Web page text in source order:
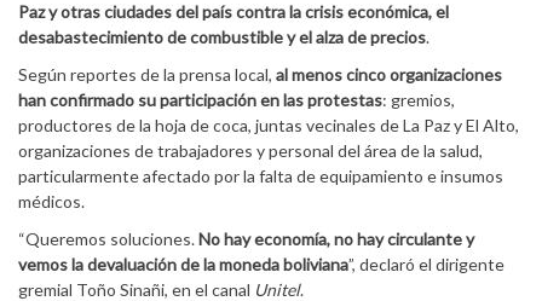
Paz y otras ciudades del país contra la crisis económica, el
desabastecimiento de combustible y el alza de precios.
Según reportes de la prensa local, al menos cinco organizaciones
han confirmado su participación en las protestas: gremios,
productores de la hoja de coca, juntas vecinales de La Paz y El Alto,
organizaciones de trabajadores y personal del área de la salud,
particularmente afectado por la falta de equipamiento e insumos
médicos.
“Queremos soluciones.No hay economía, no hay circulante y
vemos la devaluación de la moneda boliviana”, declaró el dirigente
gremial Toño Sinañi, en el canal Unitel.